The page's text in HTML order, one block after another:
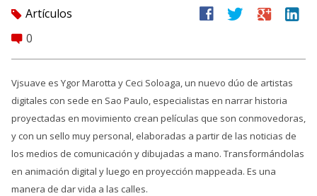
Ayuda
Entrar
Crear Cuenta
tag Artículos
comment 0
facebook twitter google linkedin
Vjsuave es Ygor Marotta y Ceci Soloaga, un nuevo dúo de artistas
digitales con sede en Sao Paulo, especialistas en narrar historia
proyectadas en movimiento crean películas que son conmovedoras,
y con un sello muy personal, elaboradas a partir de las noticias de
los medios de comunicación y dibujadas a mano. Transformándolas
en animación digital y luego en proyección mappeada. Es una
manera de dar vida a las calles.